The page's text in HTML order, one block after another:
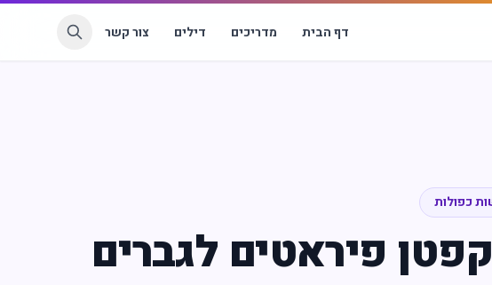
דף הבית מדריכים דילים צור קשר
כפולות
פיראטים לגברים